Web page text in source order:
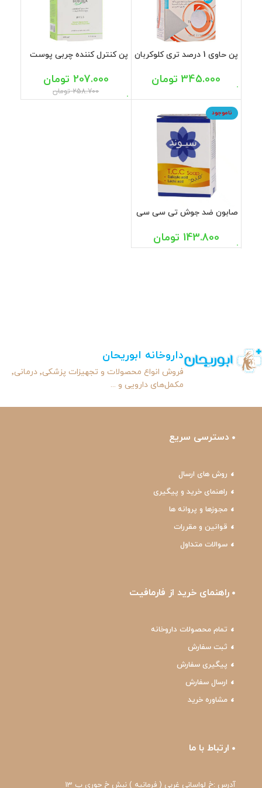
پن حاوی 1 درصد تری کلوکربان
345.000 تومان
پن کنترل کننده چربی پوست
258.700 تومان
207.000 تومان
ناموجود
صابون ضد جوش تی سی سی
143.800 تومان
داروخانه ابوریحان
فروش انواع محصولات و تجهیزات پزشکی٬ درمانی٬
مکمل‌های دارویی و ...
دسترسی سریع
روش های ارسال
راهنمای خرید و پیگیری
مجوزها و پروانه ها
قوانین و مقررات
سوالات متداول
راهنمای خرید از فارمافیت
تمام محصولات داروخانه
ثبت سفارش
پیگیری سفارش
ارسال سفارش
مشاوره خرید
ارتباط با ما
آدرس :خ لواسانی غربی ( فرمانیه ) نبش خ حوری پ 13